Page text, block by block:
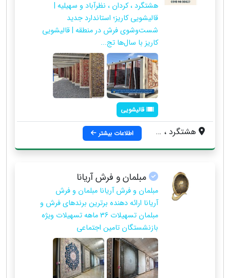
هشتگرد ، کردان ، نظرآباد و سهیلیه |
قالیشویی کاریز؛ استاندارد جدید
شست‌وشوی فرش در منطقه | قالیشویی
کاریز با سال‌ها تج...
قالیشویی
هشتگرد ، بلوارمقداد اطلاعات بیشتر
مبلمان و فرش آریانا
مبلمان و فرش آریانا مبلمان و فرش
آریانا ارائه دهنده برترین برندهای فرش و
مبلمان تسهیلات 36 ماهه تسهیلات ویژه
بازنشستگان تامین اجتماعی